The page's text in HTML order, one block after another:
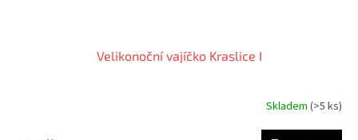
Velikonoční vajíčko Kraslice I
Skladem (>5 ks)